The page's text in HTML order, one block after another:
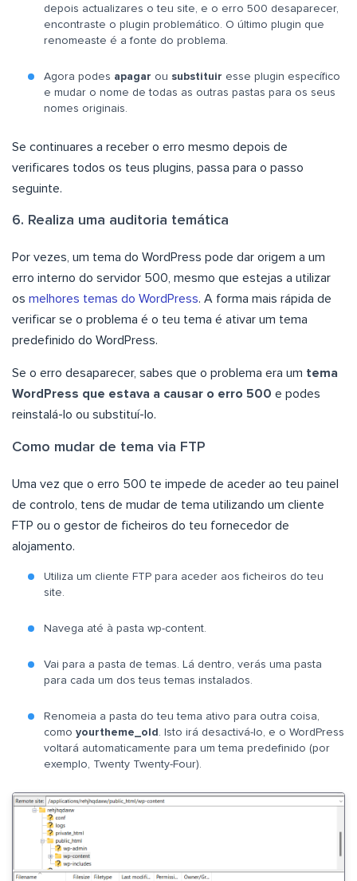
depois actualizares o teu site, e o erro 500 desaparecer,
encontraste o plugin problemático. O último plugin que
renomeaste é a fonte do problema.
Agora podes apagar ou substituir esse plugin específico
e mudar o nome de todas as outras pastas para os seus
nomes originais.
Se continuares a receber o erro mesmo depois de
verificares todos os teus plugins, passa para o passo
seguinte.
6. Realiza uma auditoria temática
Por vezes, um tema do WordPress pode dar origem a um
erro interno do servidor 500, mesmo que estejas a utilizar
os melhores temas do WordPress. A forma mais rápida de
verificar se o problema é o teu tema é ativar um tema
predefinido do WordPress.
Se o erro desaparecer, sabes que o problema era um tema
WordPress que estava a causar o erro 500 e podes
reinstalá-lo ou substituí-lo.
Como mudar de tema via FTP
Uma vez que o erro 500 te impede de aceder ao teu painel
de controlo, tens de mudar de tema utilizando um cliente
FTP ou o gestor de ficheiros do teu fornecedor de
alojamento.
Utiliza um cliente FTP para aceder aos ficheiros do teu
site.
Navega até à pasta wp-content.
Vai para a pasta de temas. Lá dentro, verás uma pasta
para cada um dos teus temas instalados.
Renomeia a pasta do teu tema ativo para outra coisa,
como yourtheme_old . Isto irá desactivá-lo, e o WordPress
voltará automaticamente para um tema predefinido (por
exemplo, Twenty Twenty-Four).